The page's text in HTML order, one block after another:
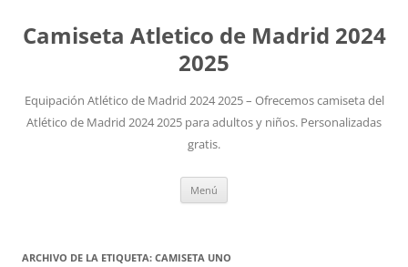
Camiseta Atletico de Madrid 2024
2025
Equipación Atlético de Madrid 2024 2025 – Ofrecemos camiseta del
Atlético de Madrid 2024 2025 para adultos y niños. Personalizadas
gratis.
Menú
ARCHIVO DE LA ETIQUETA: CAMISETA UNO